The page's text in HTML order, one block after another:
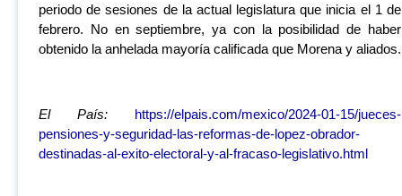
periodo de sesiones de la actual legislatura que inicia el 1 de
febrero. No en septiembre, ya con la posibilidad de haber
obtenido la anhelada mayoría calificada que Morena y aliados.
El País:
https://elpais.com/mexico/2024-01-15/jueces-
pensiones-y-seguridad-las-reformas-de-lopez-obrador-
destinadas-al-exito-electoral-y-al-fracaso-legislativo.html